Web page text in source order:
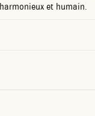
harmonieux et humain.